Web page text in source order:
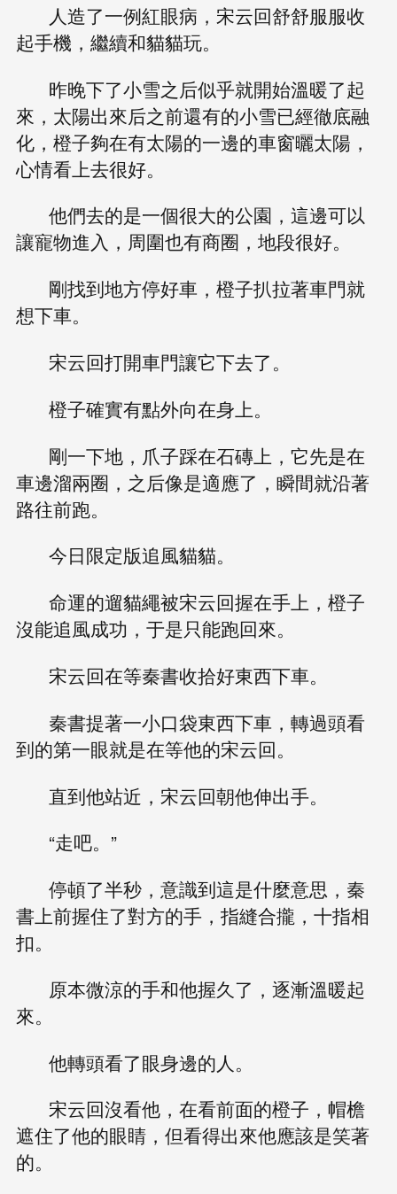
人造了一例紅眼病，宋云回舒舒服服收
起手機，繼續和貓貓玩。
昨晚下了小雪之后似乎就開始溫暖了起
來，太陽出來后之前還有的小雪已經徹底融
化，橙子夠在有太陽的一邊的車窗曬太陽，
心情看上去很好。
他們去的是一個很大的公園，這邊可以
讓寵物進入，周圍也有商圈，地段很好。
剛找到地方停好車，橙子扒拉著車門就
想下車。
宋云回打開車門讓它下去了。
橙子確實有點外向在身上。
剛一下地，爪子踩在石磚上，它先是在
車邊溜兩圈，之后像是適應了，瞬間就沿著
路往前跑。
今日限定版追風貓貓。
命運的遛貓繩被宋云回握在手上，橙子
沒能追風成功，于是只能跑回來。
宋云回在等秦書收拾好東西下車。
秦書提著一小口袋東西下車，轉過頭看
到的第一眼就是在等他的宋云回。
直到他站近，宋云回朝他伸出手。
“走吧。”
停頓了半秒，意識到這是什麼意思，秦
書上前握住了對方的手，指縫合攏，十指相
扣。
原本微涼的手和他握久了，逐漸溫暖起
來。
他轉頭看了眼身邊的人。
宋云回沒看他，在看前面的橙子，帽檐
遮住了他的眼睛，但看得出來他應該是笑著
的。